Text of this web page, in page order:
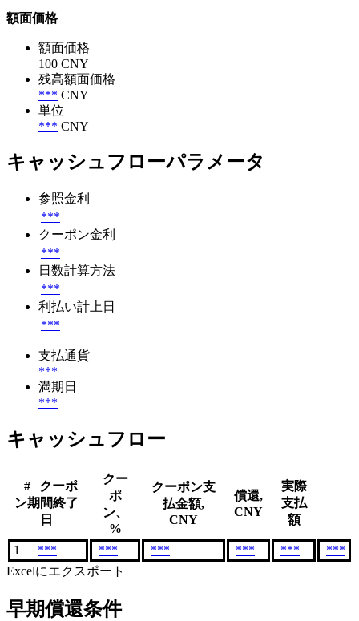
額面価格
額面価格
100 CNY
残高額面価格
*** CNY
単位
*** CNY
キャッシュフローパラメータ
参照金利
***
クーポン金利
***
日数計算方法
***
利払い計上日
***
支払通貨
***
満期日
***
キャッシュフロー
#
クーポ
ン期間終了
日
クー
ポ
ン、
%
クーポン支
払金額,
CNY
償還,
CNY
実際
支払
額
1 *** *** *** *** ***
***
Excelにエクスポート
早期償還条件